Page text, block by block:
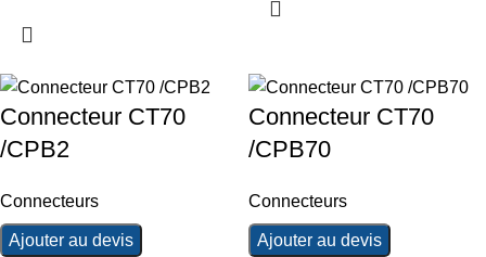
Connecteur CT70
/CPB2
Connecteurs
Ajouter au devis
Connecteur CT70
/CPB70
Connecteurs
Ajouter au devis